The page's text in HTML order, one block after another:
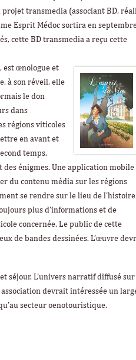
transmedia (associant BD,
Esprit Médoc sortira en
cette BD transmedia a reçu cette
, est œnologue et
à son réveil, elle
le don
dans
régions viticoles
en avant et
temps.
énigmes. Une application mobile
du contenu média sur les régions
se rendre sur le lieu de l’histoire
plus d’informations et de
concernée. Le public de cette
de bandes dessinées. L’œuvre
séjour. L’univers narratif diffusé sur
devrait intéressée un
secteur oenotouristique.